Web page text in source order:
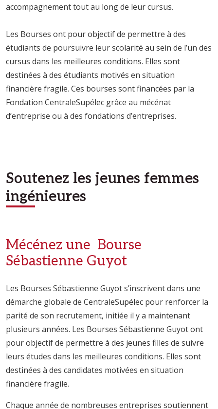
accompagnement tout au long de leur cursus.
Les Bourses ont pour objectif de permettre à des
étudiants de poursuivre leur scolarité au sein de l’un des
cursus dans les meilleures conditions. Elles sont
destinées à des étudiants motivés en situation
financière fragile. Ces bourses sont financées par la
Fondation CentraleSupélec grâce au mécénat
d’entreprise ou à des fondations d’entreprises.
Soutenez les jeunes femmes
ingénieures
Mécénez une Bourse
Sébastienne Guyot
Les Bourses Sébastienne Guyot s’inscrivent dans une
démarche globale de CentraleSupélec pour renforcer la
parité de son recrutement, initiée il y a maintenant
plusieurs années. Les Bourses Sébastienne Guyot ont
pour objectif de permettre à des jeunes filles de suivre
leurs études dans les meilleures conditions. Elles sont
destinées à des candidates motivées en situation
financière fragile.
Chaque année de nombreuses entreprises soutiennent